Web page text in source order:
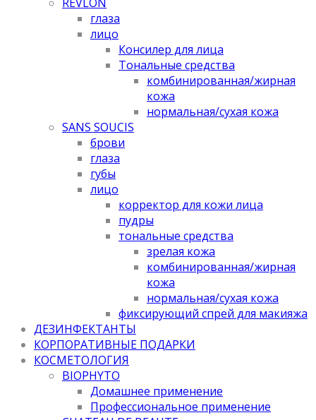
глаза
лицо
Консилер для лица
Тональные средства
комбинированная/жирная
кожа
нормальная/cухая кожа
SANS SOUCIS
брови
глаза
губы
лицо
корректор для кожи лица
пудры
тональные средства
зрелая кожа
комбинированная/жирная
кожа
нормальная/cухая кожа
фиксирующий спрей для макияжа
ДЕЗИНФЕКТАНТЫ
КОРПОРАТИВНЫЕ ПОДАРКИ
КОСМЕТОЛОГИЯ
BIOPHYTO
Домашнее применение
Профессиональное применение